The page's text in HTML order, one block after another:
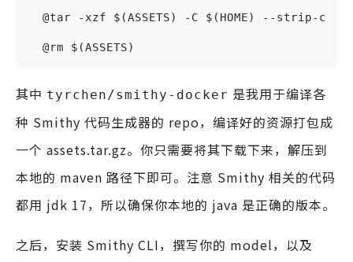
@tar -xzf $(ASSETS) -C $(HOME) --strip-
  @rm $(ASSETS)
其中 tyrchen/smithy-docker 是我用于编译各
种 Smithy 代码生成器的 repo，编译好的资源打包成
一个 assets.tar.gz。你只需要将其下载下来，解压到
本地的 maven 路径下即可。注意 Smithy 相关的代码
都用 jdk 17，所以确保你本地的 java 是正确的版本。
之后，安装 Smithy CLI，撰写你的 model，以及